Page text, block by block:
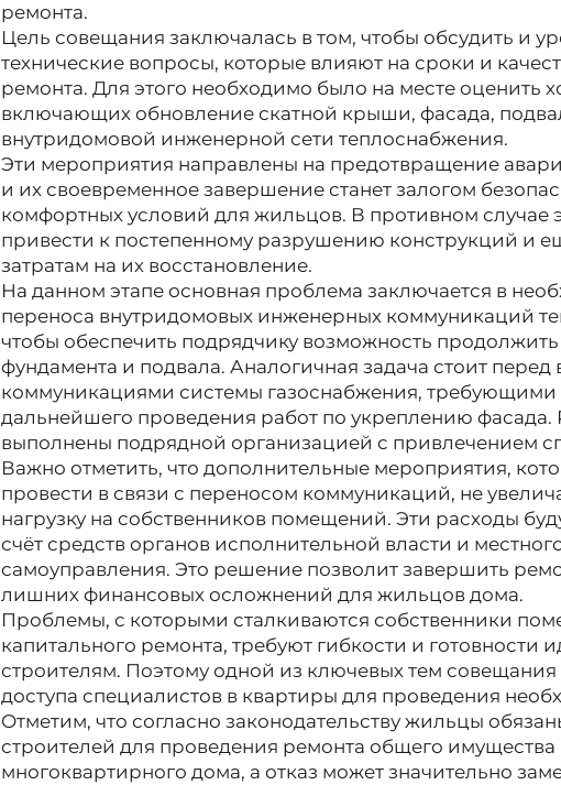
ремонта.
Цель совещания заключалась в том, чтобы обсудить и
технические вопросы, которые влияют на сроки и
ремонта. Для этого необходимо было на месте оценить
включающих обновление скатной крыши, фасада,
внутридомовой инженерной сети теплоснабжения.
Эти мероприятия направлены на предотвращение
и их своевременное завершение станет залогом
комфортных условий для жильцов. В противном случае
привести к постепенному разрушению конструкций и
затратам на их восстановление.
На данном этапе основная проблема заключается в
переноса внутридомовых инженерных коммуникаций
чтобы обеспечить подрядчику возможность
фундамента и подвала. Аналогичная задача стоит
коммуникациями системы газоснабжения, требующими
дальнейшего проведения работ по укреплению фасада.
выполнены подрядной организацией с привлечением
Важно отметить, что дополнительные мероприятия,
провести в связи с переносом коммуникаций, не
нагрузку на собственников помещений. Эти расходы
счёт средств органов исполнительной власти и
самоуправления. Это решение позволит завершить
лишних финансовых осложнений для жильцов дома.
Проблемы, с которыми сталкиваются собственники
капитального ремонта, требуют гибкости и готовности
строителям. Поэтому одной из ключевых тем совещания
доступа специалистов в квартиры для проведения
Отметим, что согласно законодательству жильцы
строителей для проведения ремонта общего имущества
многоквартирного дома, а отказ может значительно